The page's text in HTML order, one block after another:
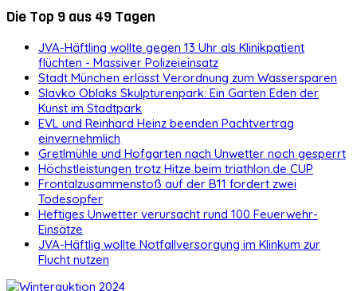
Die Top 9 aus 49 Tagen
JVA-Häftling wollte gegen 13 Uhr als Klinikpatient
flüchten - Massiver Polizeieinsatz
Stadt München erlässt Verordnung zum Wassersparen
Slavko Oblaks Skulpturenpark: Ein Garten Eden der
Kunst im Stadtpark
EVL und Reinhard Heinz beenden Pachtvertrag
einvernehmlich
Gretlmühle und Hofgarten nach Unwetter noch gesperrt
Höchstleistungen trotz Hitze beim triathlon.de CUP
Frontalzusammenstoß auf der B11 fordert zwei
Todesopfer
Heftiges Unwetter verursacht rund 100 Feuerwehr-
Einsätze
JVA-Häftlig wollte Notfallversorgung im Klinkum zur
Flucht nutzen